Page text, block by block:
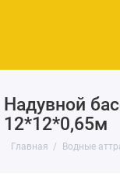
Надувной
12*12*0,65м
Главная Водные